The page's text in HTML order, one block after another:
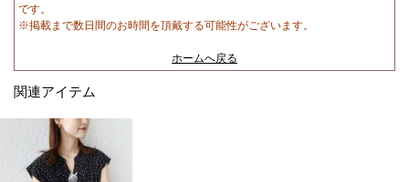
です。
※掲載まで数日間のお時間を頂戴する可能性がございます。
ホームへ戻る
関連アイテム